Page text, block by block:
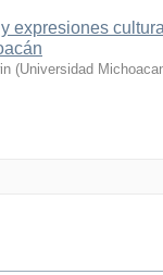
expresiones
(Universidad